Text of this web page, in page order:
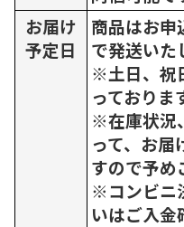
お届け
予定日
商品はお申
で発送いた
※土日、祝
っておりま
※在庫状況
って、お届
すので予め
※コンビニ
いはご入金